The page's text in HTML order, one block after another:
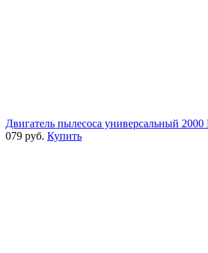
Двигатель пылесоса универсальный
079 руб. Купить